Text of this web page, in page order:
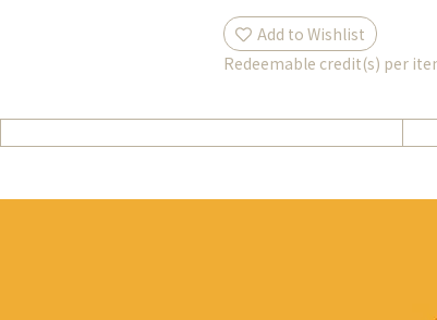
Add to Wishlist
Redeemable credit(s) per